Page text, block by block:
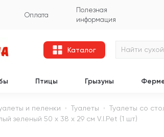
Оплата
Полезная
информация
Каталог
Птицы Грызуны
и пеленки Туалеты
Туалеты со
зеленый 50 х 38 х 29 см V.I.Pet (1 шт)